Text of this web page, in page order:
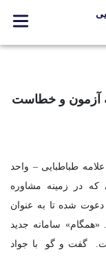
Designed
آزمون و خطاست
طباطبایی – واحد
که در زمینه مشاوره
شده تا به عنوان
سامانه جدید
گفت و گو با جواد